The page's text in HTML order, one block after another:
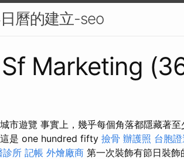
曆的建立-seo
Marketing
市遊覽 事實上，幾乎每個角落都隱藏著
是 one hundred fifty 撿骨 辦護照 台胞
診所 記帳 外燴廠商 第一次裝飾有節日裝飾